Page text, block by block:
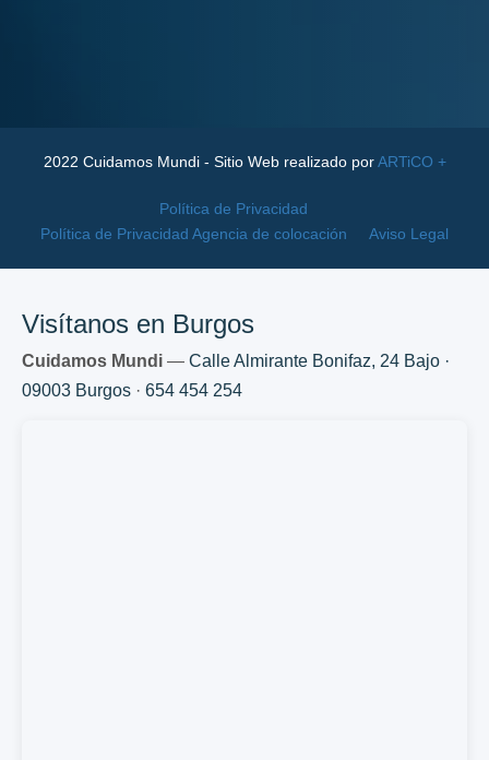
2022 Cuidamos Mundi - Sitio Web realizado porARTiCO +
Política de Privacidad
Política de Privacidad Agencia de colocación
Aviso Legal
Visítanos en Burgos
Cuidamos Mundi — Calle Almirante Bonifaz, 24 Bajo ·
09003 Burgos · 654 454 254